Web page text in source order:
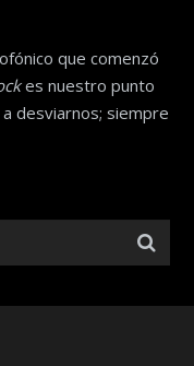
que comenzó
es nuestro punto
desviarnos; siempre